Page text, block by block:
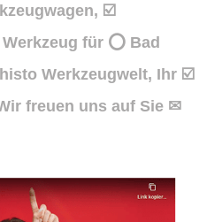
☑️
für ⭕ Bad
Werkzeugwelt, Ihr ☑️
freuen uns auf Sie ✉